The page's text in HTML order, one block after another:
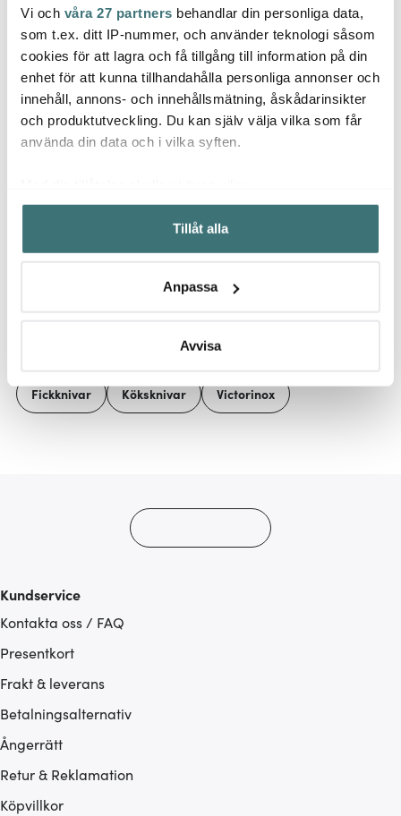
Vi och våra 27 partners behandlar din personliga data,
som t.ex. ditt IP-nummer, och använder teknologi såsom
cookies för att lagra och få tillgång till information på din
enhet för att kunna tillhandahålla personliga annonser och
innehåll, annons- och innehållsmätning, åskådarinsikter
och produktutveckling. Du kan själv välja vilka som får
använda din data och i vilka syften.
Samla in information om din geografiska plats som
kan ha en noggrannhet på upp till flera meter
Identifiera din enhet genom att aktivt skanna den för
Ta reda på mer om hur dina personliga uppgifter
Du kan ändra eller dra tillbaka ditt samtycke när som
Vi använder cookies för att innehållet och annonserna
Tillåt alla
Anpassa
Avvisa
Victorinox
Swiss Champ fickkniv
33 funktioner (S) röd
1307 kr 2179 kr
I lager
Victorinox
Swiss Classic
grönsakskniv 8 cm lila
65 kr 109 kr
I lager
359
Låt dig inspireras av våra kunder
Fickknivar Köksknivar Victorinox
Kundservice
Kontakta oss / FAQ
Presentkort
Frakt & leverans
Betalningsalternativ
Ångerrätt
Retur & Reklamation
Köpvillkor